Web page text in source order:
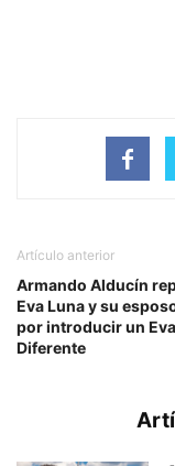
Artículo anterior
Armando Alducín
Eva Luna y su
por introducir un
Diferente